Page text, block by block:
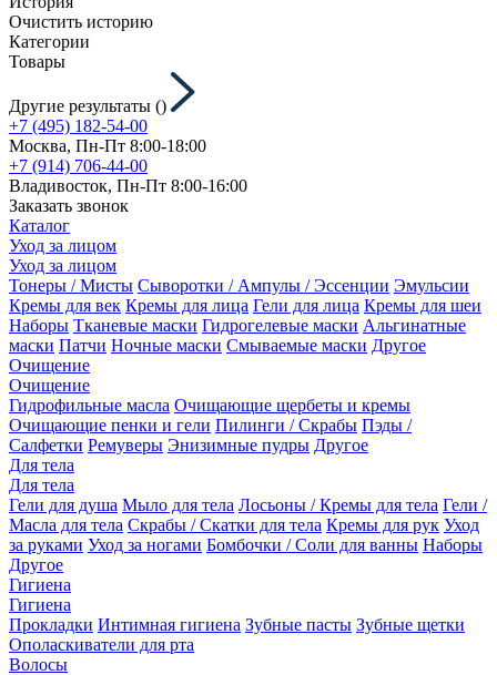
Очистить историю
Категории
Товары
Другие результаты ()
+7 (495) 182-54-00
Москва, Пн-Пт 8:00-18:00
+7 (914) 706-44-00
Владивосток, Пн-Пт 8:00-16:00
Заказать звонок
Каталог
Уход за лицом
Уход за лицом
Тонеры / Мисты Сыворотки / Ампулы / Эссенции Эмульсии
Кремы для век Кремы для лица Гели для лица Кремы для шеи
Наборы Тканевые маски Гидрогелевые маски Альгинатные
маски Патчи Ночные маски Смываемые маски Другое
Очищение
Очищение
Гидрофильные масла Очищающие щербеты и кремы
Очищающие пенки и гели Пилинги / Скрабы Пэды /
Салфетки Ремуверы Энизимные пудры Другое
Для тела
Для тела
Гели для душа Мыло для тела Лосьоны / Кремы для тела Гели /
Масла для тела Скрабы / Скатки для тела Кремы для рук Уход
за руками Уход за ногами Бомбочки / Соли для ванны Наборы
Другое
Гигиена
Гигиена
Прокладки Интимная гигиена Зубные пасты Зубные щетки
Ополаскиватели для рта
Волосы